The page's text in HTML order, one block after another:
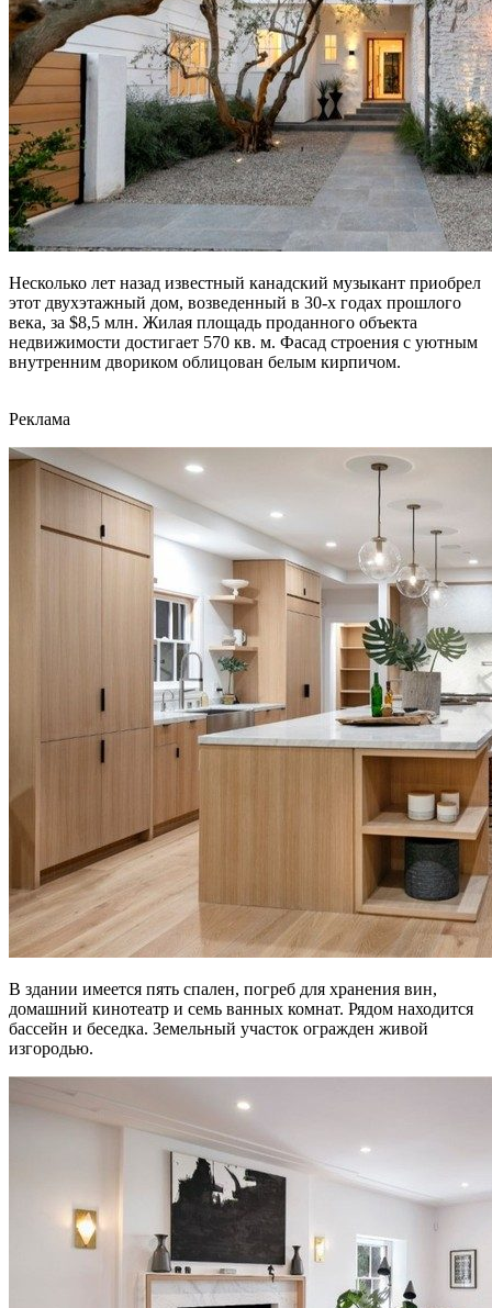
Несколько лет назад известный канадский музыкант приобрел
этот двухэтажный дом, возведенный в 30-х годах прошлого
века, за $8,5 млн. Жилая площадь проданного объекта
недвижимости достигает 570 кв. м. Фасад строения с уютным
внутренним двориком облицован белым кирпичом.
Реклама
В здании имеется пять спален, погреб для хранения вин,
домашний кинотеатр и семь ванных комнат. Рядом находится
бассейн и беседка. Земельный участок огражден живой
изгородью.